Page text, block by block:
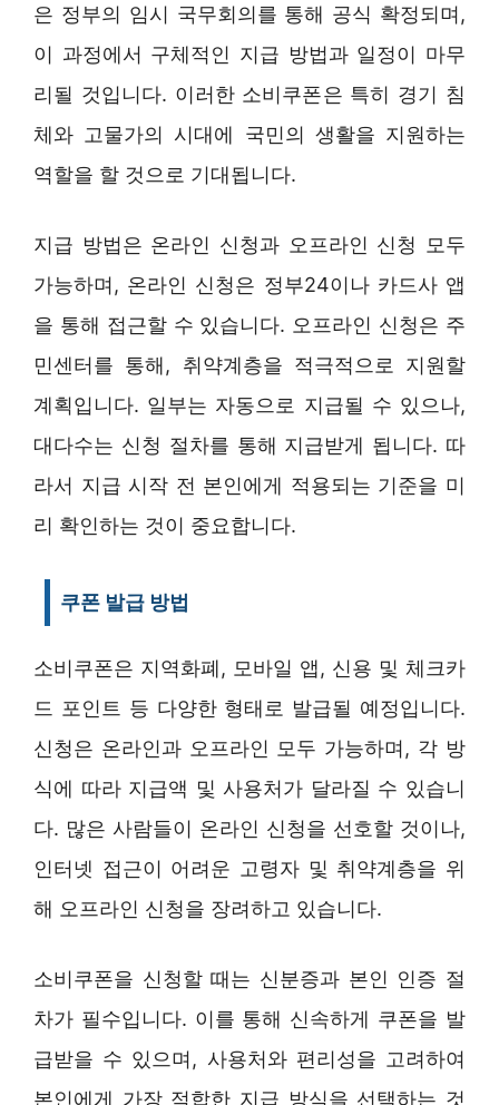
은 정부의 임시 국무회의를 통해 공식 확정되며,
이 과정에서 구체적인 지급 방법과 일정이 마무
리될 것입니다. 이러한 소비쿠폰은 특히 경기 침
체와 고물가의 시대에 국민의 생활을 지원하는
역할을 할 것으로 기대됩니다.
지급 방법은 온라인 신청과 오프라인 신청 모두
가능하며, 온라인 신청은 정부24이나 카드사 앱
을 통해 접근할 수 있습니다. 오프라인 신청은 주
민센터를 통해, 취약계층을 적극적으로 지원할
계획입니다. 일부는 자동으로 지급될 수 있으나,
대다수는 신청 절차를 통해 지급받게 됩니다. 따
라서 지급 시작 전 본인에게 적용되는 기준을 미
리 확인하는 것이 중요합니다.
쿠폰 발급 방법
소비쿠폰은 지역화폐, 모바일 앱, 신용 및 체크카
드 포인트 등 다양한 형태로 발급될 예정입니다.
신청은 온라인과 오프라인 모두 가능하며, 각 방
식에 따라 지급액 및 사용처가 달라질 수 있습니
다. 많은 사람들이 온라인 신청을 선호할 것이나,
인터넷 접근이 어려운 고령자 및 취약계층을 위
해 오프라인 신청을 장려하고 있습니다.
소비쿠폰을 신청할 때는 신분증과 본인 인증 절
차가 필수입니다. 이를 통해 신속하게 쿠폰을 발
급받을 수 있으며, 사용처와 편리성을 고려하여
본인에게 가장 적합한 지급 방식을 선택하는 것